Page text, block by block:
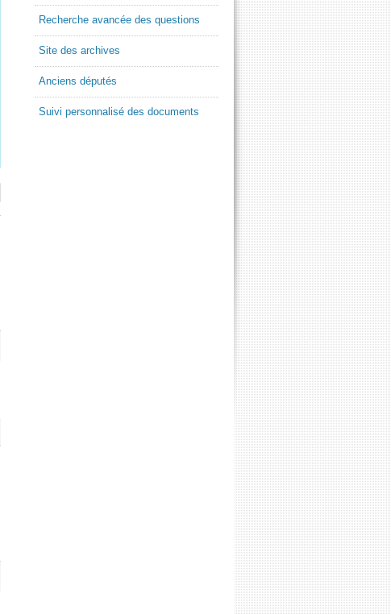
Recherche avancée des questions
Site des archives
Anciens députés
Suivi personnalisé des documents